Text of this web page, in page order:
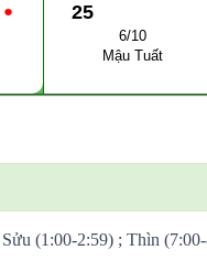
● 25
6/10
Mậu Tuất
(1:00-2:59) ; Thìn